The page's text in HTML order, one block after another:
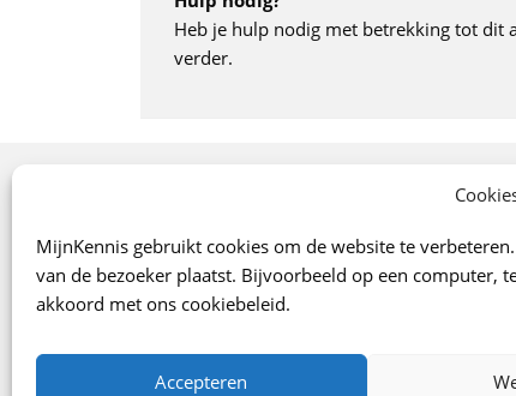
MijnKennis gebruikt cookies om de website te
van de bezoeker plaatst. Bijvoorbeeld op een computer,
akkoord met ons cookiebeleid.
Accepteren
Heb je hulp nodig met betrekking tot dit
verder.
Verzekeringen
Financiën
Juridisch
Marketing/Verkoop
Digitaal klantportaal